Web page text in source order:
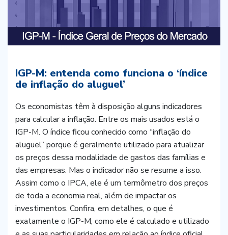
IGP-M: entenda como funciona o ‘índice
de inflação do aluguel’
Os economistas têm à disposição alguns indicadores
para calcular a inflação. Entre os mais usados está o
IGP-M. O índice ficou conhecido como “inflação do
aluguel” porque é geralmente utilizado para atualizar
os preços dessa modalidade de gastos das famílias e
das empresas. Mas o indicador não se resume a isso.
Assim como o IPCA, ele é um termômetro dos preços
de toda a economia real, além de impactar os
investimentos. Confira, em detalhes, o que é
exatamente o IGP-M, como ele é calculado e utilizado